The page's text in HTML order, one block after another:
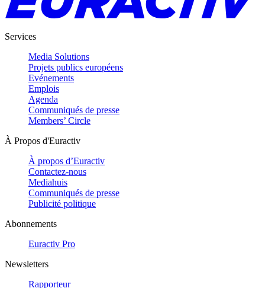
Services
Media Solutions
Projets publics européens
Evénements
Emplois
Agenda
Communiqués de presse
Members’ Circle
À Propos d'Euractiv
À propos d’Euractiv
Contactez-nous
Mediahuis
Communiqués de presse
Publicité politique
Abonnements
Euractiv Pro
Newsletters
Rapporteur